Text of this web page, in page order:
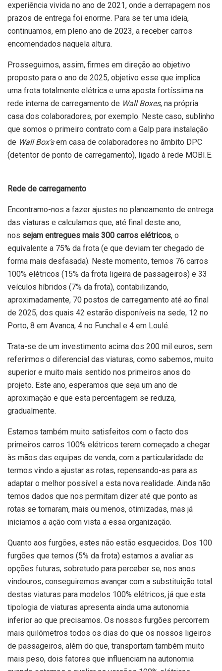
experiência vivida no ano de 2021, onde a derrapagem nos
prazos de entrega foi enorme. Para se ter uma ideia,
continuamos, em pleno ano de 2023, a receber carros
encomendados naquela altura.
Prosseguimos, assim, firmes em direção ao objetivo
proposto para o ano de 2025, objetivo esse que implica
uma frota totalmente elétrica e uma aposta fortíssima na
rede interna de carregamento de Wall Boxes, na própria
casa dos colaboradores, por exemplo. Neste caso, sublinho
que somos o primeiro contrato com a Galp para instalação
de Wall Box’sem casa de colaboradores no âmbito DPC
(detentor de ponto de carregamento), ligado à rede MOBI.E.
Rede de carregamento
Encontramo-nos a fazer ajustes no planeamento de entrega
das viaturas e calculamos que, até final deste ano,
nos sejam entregues mais 300 carros elétricos, o
equivalente a 75% da frota (e que deviam ter chegado de
forma mais desfasada). Neste momento, temos 76 carros
100% elétricos (15% da frota ligeira de passageiros) e 33
veículos híbridos (7% da frota), contabilizando,
aproximadamente, 70 postos de carregamento até ao final
de 2025, dos quais 42 estarão disponíveis na sede, 12 no
Porto, 8 em Avanca, 4 no Funchal e 4 em Loulé.
Trata-se de um investimento acima dos 200 mil euros, sem
referirmos o diferencial das viaturas, como sabemos, muito
superior e muito mais sentido nos primeiros anos do
projeto. Este ano, esperamos que seja um ano de
aproximação e que esta percentagem se reduza,
gradualmente.
Estamos também muito satisfeitos com o facto dos
primeiros carros 100% elétricos terem começado a chegar
às mãos das equipas de venda, com a particularidade de
termos vindo a ajustar as rotas, repensando-as para as
adaptar o melhor possível a esta nova realidade. Ainda não
temos dados que nos permitam dizer até que ponto as
rotas se tornaram, mais ou menos, otimizadas, mas já
iniciamos a ação com vista a essa organização.
Quanto aos furgões, estes não estão esquecidos. Dos 100
furgões que temos (5% da frota) estamos a avaliar as
opções futuras, sobretudo para perceber se, nos anos
vindouros, conseguiremos avançar com a substituição total
destas viaturas para modelos 100% elétricos, já que esta
tipologia de viaturas apresenta ainda uma autonomia
inferior ao que precisamos. Os nossos furgões percorrem
mais quilómetros todos os dias do que os nossos ligeiros
de passageiros, além do que, transportam também muito
mais peso, dois fatores que influenciam na autonomia